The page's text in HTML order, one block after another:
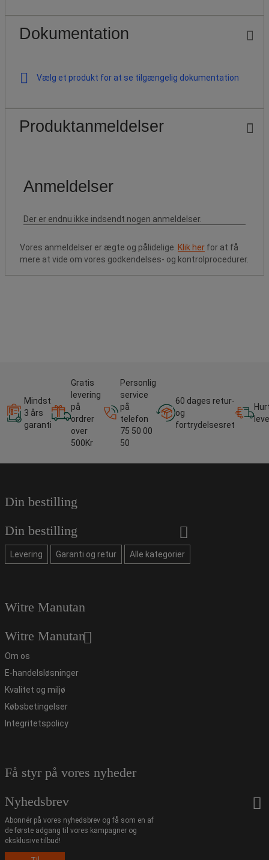
Dokumentation
Vælg et produkt for at se tilgængelig dokumentation
Produktanmeldelser
Vores anmeldelser er ægte og pålidelige. Klik her for at få
mere at vide om vores godkendelses- og kontrolprocedurer.
Mindst
3 års
garanti
Gratis
levering
på
ordrer
over
500Kr
Personlig
service
på
telefon
75 50 00
50
60 dages retur-
og
fortrydelsesret
Din bestilling
Din bestilling
Levering Garanti og retur Alle kategorier
Witre Manutan
Witre Manutan
Om os
E-handelsløsninger
Kvalitet og miljø
Købsbetingelser
Integritetspolicy
Få styr på vores nyheder
Nyhedsbrev
Abonnér på vores nyhedsbrev og få som en af
de første adgang til vores kampagner og
eksklusive tilbud!